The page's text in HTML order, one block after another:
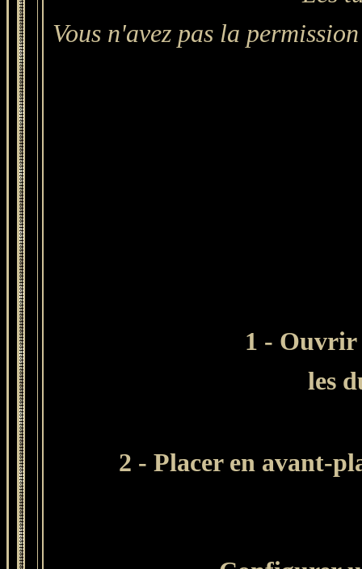
Vous n'avez pas la
1 - Ouvrir
les
2 - Placer en avant-